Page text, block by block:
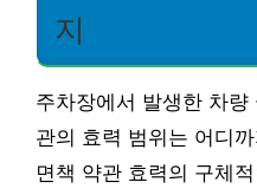
지
주차장에서 발생한 차
관의 효력 범위는 어디
면책 약관 효력의 구체